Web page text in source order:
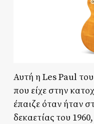
Αυτή η Les Paul του
που είχε στην
έπαιζε όταν ήταν
δεκαετίας του